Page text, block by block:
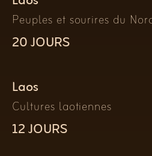
Peuples et sourires du
20 JOURS
Laos
Cultures laotiennes
12 JOURS